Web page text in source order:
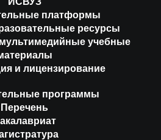
платформы
ресурсы
учебные
и лицензирование
программы
Перечень